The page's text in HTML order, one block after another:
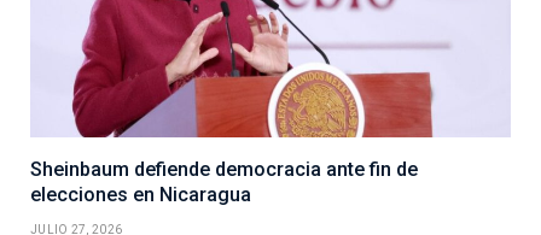
Sheinbaum defiende democracia ante fin de
elecciones en Nicaragua
JULIO 27, 2026